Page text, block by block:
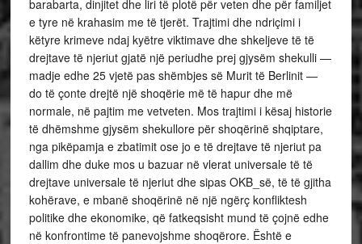
barabarta, dinjitet dhe liri të plotë për veten dhe për familjet
e tyre në krahasim me të tjerët. Trajtimi dhe ndriçimi i
këtyre krimeve ndaj kyëtre viktimave dhe shkeljeve të të
drejtave të njeriut gjatë një periudhe prej gjysëm shekulli —
madje edhe 25 vjetë pas shëmbjes së Murit të Berlinit —
do të çonte drejtë një shoqërie më të hapur dhe më
normale, në pajtim me vetveten. Mos trajtimi i kësaj historie
të dhëmshme gjysëm shekullore për shoqërinë shqiptare,
nga pikëpamja e zbatimit ose jo e të drejtave të njeriut pa
dallim dhe duke mos u bazuar në vlerat universale të të
drejtave universale të njeriut dhe sipas OKB_së, të të gjitha
kohërave, e mbanë shoqërinë në një ngërç konfliktesh
politike dhe ekonomike, që fatkeqsisht mund të çojnë edhe
në konfrontime të panevojshme shoqërore. Është e